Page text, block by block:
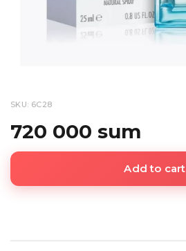
SKU: 6C28
720 000 sum
Add to cart